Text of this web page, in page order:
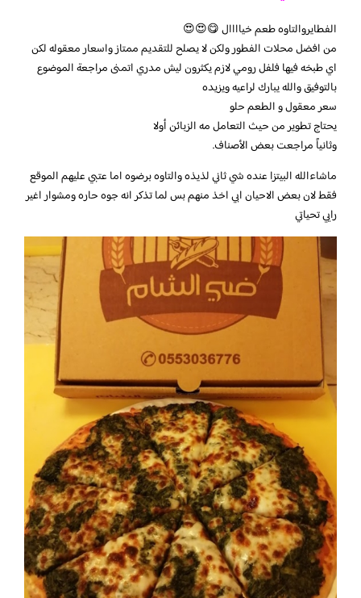
الفطايروالتاوه طعم خياااال 😋😍😍
من افضل محلات الفطور ولكن لا يصلح للتقديم ممتاز واسعار معقوله لكن
اي طبخه فيها فلفل رومي لازم يكثرون ليش مدري اتمنى مراجعة الموضوع
بالتوفيق والله يبارك لراعيه ويزيده
سعر معقول و الطعم حلو
يحتاج تطوير من حيث التعامل مه الزبائن أولا
وثانياً مراجعت بعض الأصناف.
ماشاءالله البيتزا عنده شي ثاني لذيذه والتاوه برضوه اما عتبي عليهم الموقع
فقط لان بعض الاحيان ابي اخذ منهم بس لما تذكر انه جوه حاره ومشوار اغير
رايي تحياتي